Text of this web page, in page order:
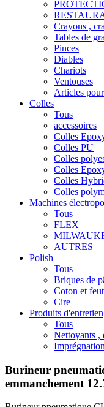
Crayons ,
Tables de
Pinces
Diables
Chariots
Ventouses
Articles
Colles
Tous
accessoires
Colles
Colles PU
Colles
Colles
Colles
Colles
Machines
Tous
FLEX
AUTRES
Polish
Tous
Briques de
Coton et
Cire
Produits d'entretien
Tous
Nettoyants ,
Burineur
emmanchement